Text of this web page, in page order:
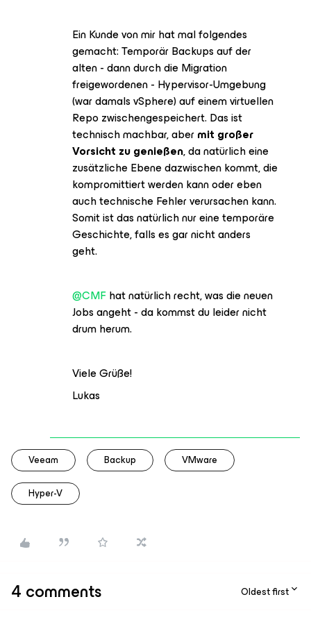
Ein Kunde von mir hat mal folgendes
gemacht: Temporär Backups auf der
alten - dann durch die Migration
freigewordenen - Hypervisor-Umgebung
(war damals vSphere) auf einem virtuellen
Repo zwischengespeichert. Das ist
technisch machbar, abermit großer
Vorsicht zu genießen, da natürlich eine
zusätzliche Ebene dazwischen kommt, die
kompromittiert werden kann oder eben
auch technische Fehler verursachen kann.
Somit ist das natürlich nur eine temporäre
Geschichte, falls es gar nicht anders
geht.
@CMFhat natürlich recht, was die neuen
Jobs angeht - da kommst du leider nicht
drum herum.
Viele Grüße!
Lukas
Veeam Backup VMware
Hyper-V
4 comments Oldest first